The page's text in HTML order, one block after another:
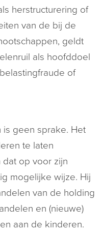
herstructurering of
van de bij de
geldt
als hoofddoel
of
geen sprake. Het
te laten
op voor zijn
mogelijke wijze. Hij
van de holding
en (nieuwe)
aan de kinderen.